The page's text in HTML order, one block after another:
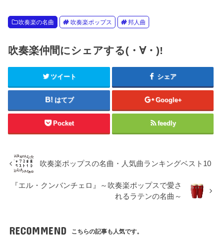
吹奏楽の名曲 吹奏楽ポップス 邦人曲
吹奏楽仲間にシェアする(・∀・)!
ツイート シェア
はてブ Google+
Pocket feedly
吹奏楽ポップスの名曲・人気曲ランキングベスト10
『エル・クンバンチェロ』～吹奏楽ポップスで愛さ
れるラテンの名曲～
RECOMMEND こちらの記事も人気です。